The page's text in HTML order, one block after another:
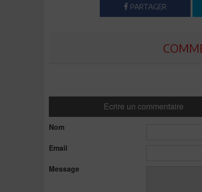
PARTAGER
Ecrire un commentaire
Nom
Email
Message